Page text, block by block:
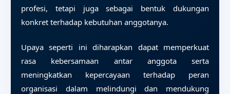
profesi, tetapi juga sebagai bentuk dukungan
konkret terhadap kebutuhan anggotanya.
Upaya seperti ini diharapkan dapat memperkuat
rasa kebersamaan antar anggota serta
meningkatkan kepercayaan terhadap peran
organisasi dalam melindungi dan mendukung